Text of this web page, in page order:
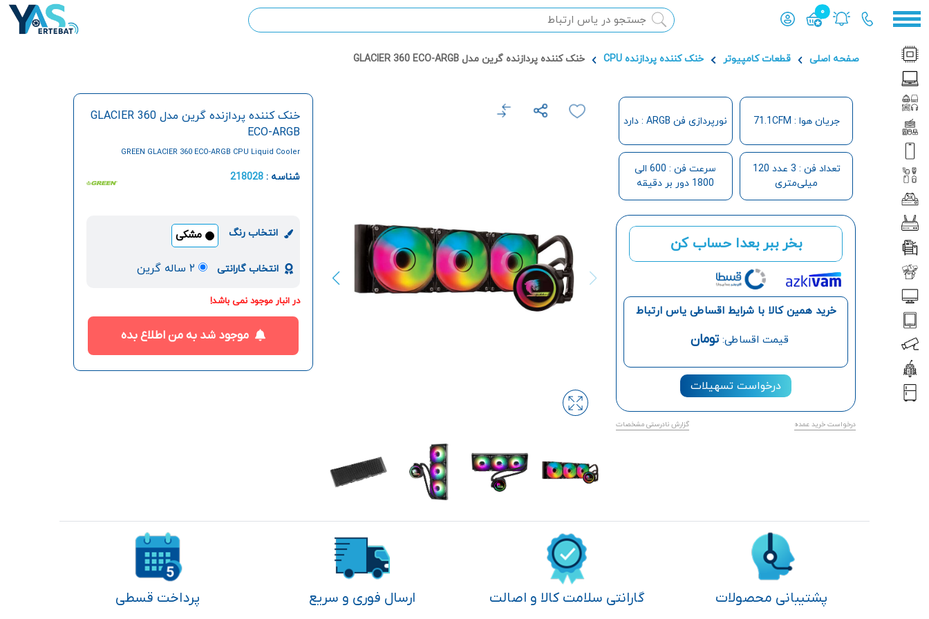
0
محصول افزوده شده به سبد
صفحه اصلی قطعات کامپیوتر خنک کننده پردازنده CPU خنک کننده پردازنده گرین مدل GLACIER 360 ECO-ARGB
جریان هوا : 71.1CFM نورپردازی فن ARGB : دارد
تعداد فن : 3 عدد 120
میلی‌متری
سرعت فن : 600 الی
1800 دور بر دقیقه
بخر ببر بعدا حساب کن
خرید همین کالا با شرایط اقساطی یاس ارتباط
قیمت اقساطی:تومان
درخواست تسهیلات
درخواست خرید عمده گزارش نادرستی مشخصات
خنک کننده پردازنده گرین مدل GLACIER 360
ECO-ARGB
GREEN GLACIER 360 ECO-ARGB CPU Liquid Cooler
شناسه :218028
انتخاب رنگ مشکی
انتخاب گارانتی ۲ ساله گرین
در انبار موجود نمی باشد!
موجود شد به من اطلاع بده
پشتیبانی محصولات گارانتی سلامت کالا و اصالت ارسال فوری و سریع پرداخت قسطی